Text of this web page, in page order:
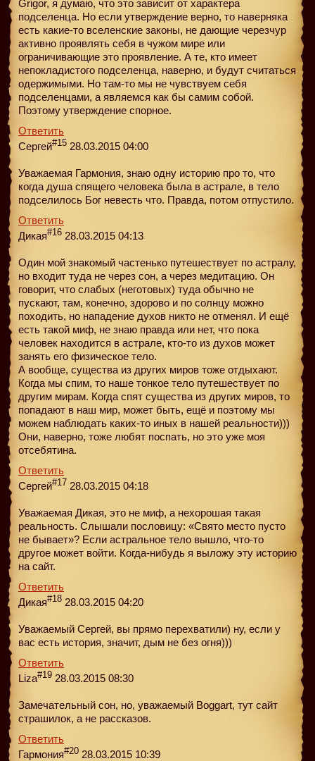
Grigor, я думаю, что это зависит от характера
подселенца. Но если утверждение верно, то наверняка
есть какие-то вселенские законы, не дающие черезчур
активно проявлять себя в чужом мире или
ограничивающие это проявление. А те, кто имеет
непокладистого подселенца, наверно, и будут считаться
одержимыми. Но там-то мы не чувствуем себя
подселенцами, а являемся как бы самим собой.
Поэтому утверждение спорное.
Ответить
Сергей#15 28.03.2015 04:00
Уважаемая Гармония, знаю одну историю про то, что
когда душа спящего человека была в астрале, в тело
подселилось Бог невесть что. Правда, потом отпустило.
Ответить
Дикая#16 28.03.2015 04:13
Один мой знакомый частенько путешествует по астралу,
но входит туда не через сон, а через медитацию. Он
говорит, что слабых (неготовых) туда обычно не
пускают, там, конечно, здорово и по солнцу можно
походить, но нападение духов никто не отменял. И ещё
есть такой миф, не знаю правда или нет, что пока
человек находится в астрале, кто-то из духов может
занять его физическое тело.
А вообще, существа из других миров тоже отдыхают.
Когда мы спим, то наше тонкое тело путешествует по
другим мирам. Когда спят существа из других миров, то
попадают в наш мир, может быть, ещё и поэтому мы
можем наблюдать каких-то иных в нашей реальности)))
Они, наверно, тоже любят поспать, но это уже моя
отсебятина.
Ответить
Сергей#17 28.03.2015 04:18
Уважаемая Дикая, это не миф, а нехорошая такая
реальность. Слышали пословицу: «Свято место пусто
не бывает»? Если астральное тело вышло, что-то
другое может войти. Когда-нибудь я выложу эту историю
на сайт.
Ответить
Дикая#18 28.03.2015 04:20
Уважаемый Сергей, вы прямо перехватили) ну, если у
вас есть история, значит, дым не без огня)))
Ответить
Liza#19 28.03.2015 08:30
Замечательный сон, но, уважаемый Boggart, тут сайт
страшилок, а не рассказов.
Ответить
Гармония#20 28.03.2015 10:39